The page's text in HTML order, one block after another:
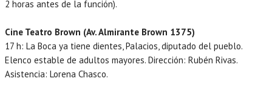
2 horas antes de la función).
Cine Teatro Brown (Av. Almirante Brown 1375)
17 h: La Boca ya tiene dientes, Palacios, diputado del pueblo.
Elenco estable de adultos mayores. Dirección: Rubén Rivas.
Asistencia: Lorena Chasco.